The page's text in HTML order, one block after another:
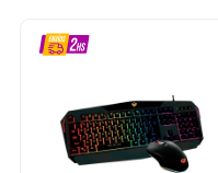
Gaming